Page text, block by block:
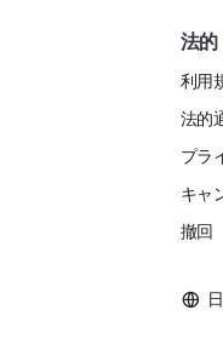
法的
利用
法的
プラ
キャ
撤回